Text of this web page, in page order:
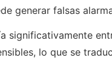
generar falsas
significativamente
lo que se